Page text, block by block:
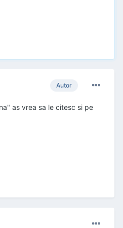
Autor
as vrea sa le citesc si pe